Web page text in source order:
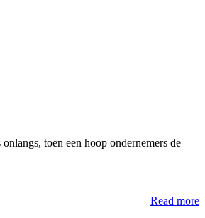
toen een hoop ondernemers de
Read more